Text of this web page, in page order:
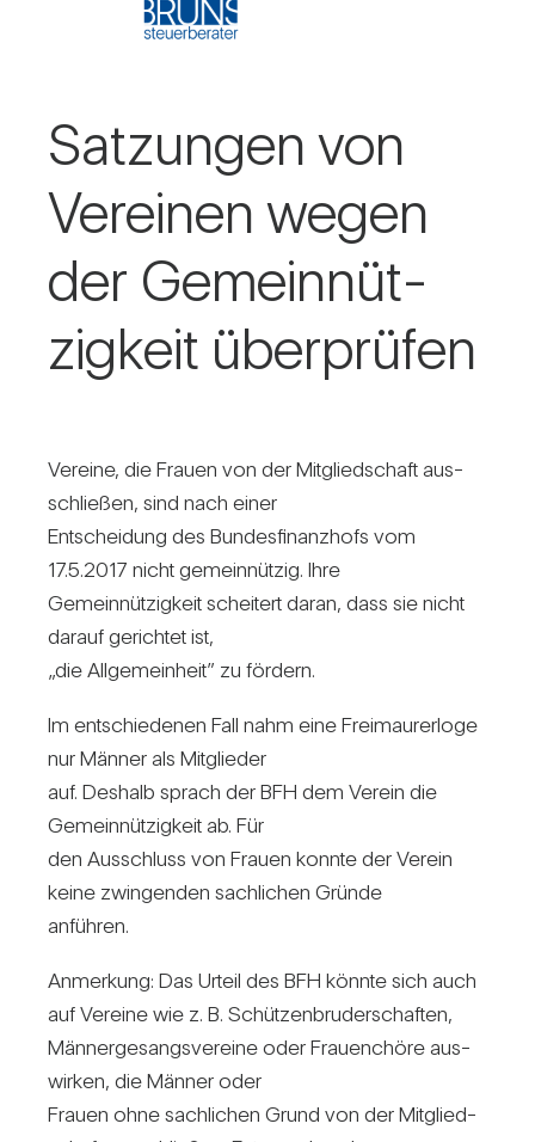
Sat­zungen von
Ver­einen wegen
der Gemein­nüt­
zig­keit über­prüfen
Ver­eine, die Frauen von der Mit­glied­schaft aus­
schließen, sind nach einer
Ent­schei­dung des Bun­des­fi­nanz­hofs vom
17.5.2017 nicht gemein­nützig. Ihre
Gemein­nüt­zig­keit schei­tert daran, dass sie nicht
darauf gerichtet ist,
„die All­ge­mein­heit” zu för­dern.
Im ent­schie­denen Fall nahm eine Frei­mau­rer­loge
nur Männer als Mit­glieder
auf. Des­halb sprach der BFH dem Verein die
Gemein­nüt­zig­keit ab. Für
den Aus­schluss von Frauen konnte der Verein
keine zwin­genden sach­li­chen Gründe
anführen.
Anmer­kung: Das Urteil des BFH könnte sich auch
auf Ver­eine wie z. B. Schüt­zen­bru­der­schaften,
Män­ner­ge­sangs­ver­eine oder Frau­en­chöre aus­
wirken, die Männer oder
Frauen ohne sach­li­chen Grund von der Mit­glied­